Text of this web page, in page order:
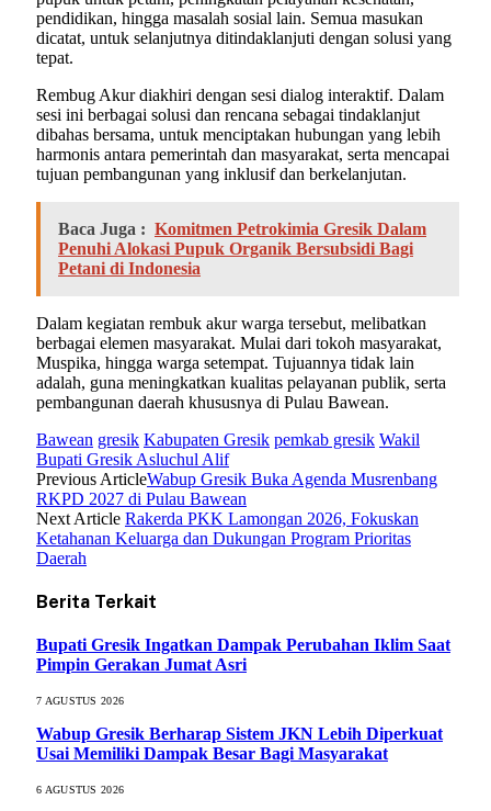
pendidikan, hingga masalah sosial lain. Semua masukan
dicatat, untuk selanjutnya ditindaklanjuti dengan solusi yang
tepat.
Rembug Akur diakhiri dengan sesi dialog interaktif. Dalam
sesi ini berbagai solusi dan rencana sebagai tindaklanjut
dibahas bersama, untuk menciptakan hubungan yang lebih
harmonis antara pemerintah dan masyarakat, serta mencapai
tujuan pembangunan yang inklusif dan berkelanjutan.
Baca Juga : Komitmen Petrokimia Gresik Dalam
Penuhi Alokasi Pupuk Organik Bersubsidi Bagi
Petani di Indonesia
Dalam kegiatan rembuk akur warga tersebut, melibatkan
berbagai elemen masyarakat. Mulai dari tokoh masyarakat,
Muspika, hingga warga setempat. Tujuannya tidak lain
adalah, guna meningkatkan kualitas pelayanan publik, serta
pembangunan daerah khususnya di Pulau Bawean.
Bawean gresik Kabupaten Gresik pemkab gresik Wakil
Bupati Gresik Asluchul Alif
Previous ArticleWabup Gresik Buka Agenda Musrenbang
RKPD 2027 di Pulau Bawean
Next Article Rakerda PKK Lamongan 2026, Fokuskan
Ketahanan Keluarga dan Dukungan Program Prioritas
Daerah
Berita Terkait
Bupati Gresik Ingatkan Dampak Perubahan Iklim Saat
Pimpin Gerakan Jumat Asri
7 AGUSTUS 2026
Wabup Gresik Berharap Sistem JKN Lebih Diperkuat
Usai Memiliki Dampak Besar Bagi Masyarakat
6 AGUSTUS 2026